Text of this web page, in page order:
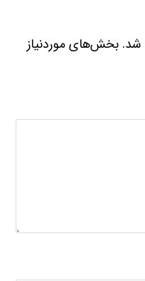
شد. بخش‌های موردنیاز